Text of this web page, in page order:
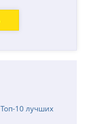
Топ-10 лучших